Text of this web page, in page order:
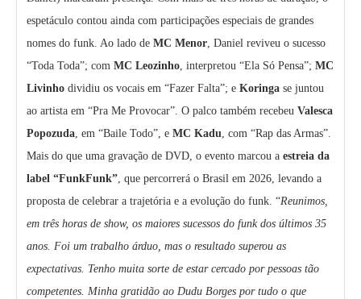
espetáculo contou ainda com participações especiais de grandes
nomes do funk. Ao lado de MC Menor, Daniel reviveu o sucesso
“Toda Toda”; com MC Leozinho, interpretou “Ela Só Pensa”; MC
Livinho dividiu os vocais em “Fazer Falta”; e Koringa se juntou
ao artista em “Pra Me Provocar”. O palco também recebeu Valesca
Popozuda, em “Baile Todo”, e MC Kadu, com “Rap das Armas”.
Mais do que uma gravação de DVD, o evento marcou a estreia da
label “FunkFunk”, que percorrerá o Brasil em 2026, levando a
proposta de celebrar a trajetória e a evolução do funk. “Reunimos,
em três horas de show, os maiores sucessos do funk dos últimos 35
anos. Foi um trabalho árduo, mas o resultado superou as
expectativas. Tenho muita sorte de estar cercado por pessoas tão
competentes. Minha gratidão ao Dudu Borges por tudo o que